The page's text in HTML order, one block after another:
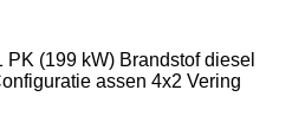
PK (199 kW) Brandstof diesel
assen 4x2 Vering